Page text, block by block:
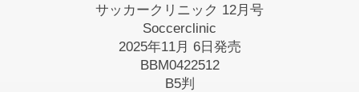
サッカークリニック 12月号
Soccerclinic
2025年11月 6日発売
BBM0422512
B5判